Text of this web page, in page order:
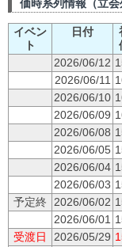
価時系列情報（立会
イベン
ト
日付
2026/06/12
2026/06/11
2026/06/10
2026/06/09
2026/06/08
2026/06/05
2026/06/04
2026/06/03
予定終
2026/06/02
2026/06/01
受渡日
2026/05/29